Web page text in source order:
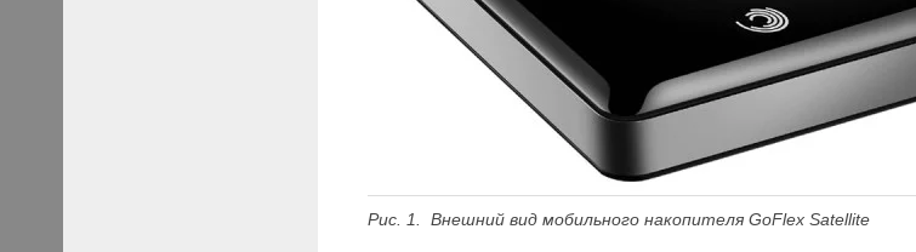
Рис. 1. Внешний вид мобильного накопителя GoFlex Satellite